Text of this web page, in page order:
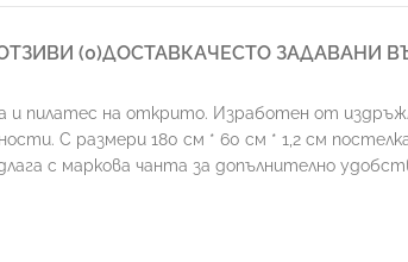
(0)ДОСТАВКАЧЕСТО ЗАДАВАНИ
и пилатес на открито. Изработен от
С размери 180 см * 60 см * 1,2 см
с маркова чанта за допълнително